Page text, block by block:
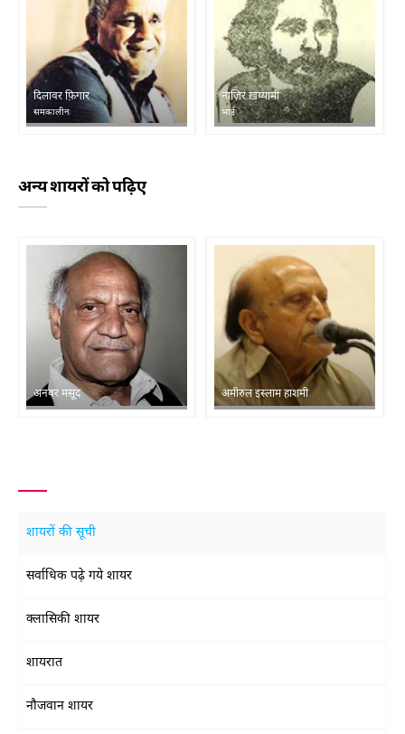
दिलावर फ़िगार
समकालीन
नाज़िर ख़य्यामी
भाई
अन्य शायरों को पढ़िए
अनवर मसूद अमीरुल इस्लाम हाशमी
शायरों की सूची
सर्वाधिक पढ़े गये शायर
क्लासिकी शायर
शायरात
नौजवान शायर